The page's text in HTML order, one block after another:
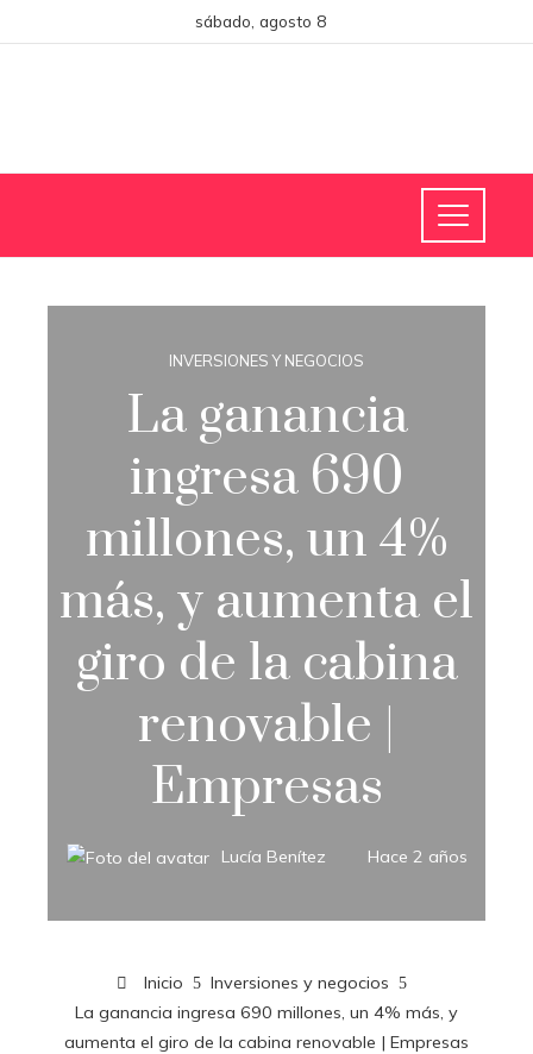
sábado, agosto 8
INVERSIONES Y NEGOCIOS
La ganancia
ingresa 690
millones, un 4%
más, y aumenta el
giro de la cabina
renovable |
Empresas
Lucía Benítez Hace 2 años
Inicio
Inversiones y negocios
La ganancia ingresa 690 millones, un 4% más, y
aumenta el giro de la cabina renovable | Empresas